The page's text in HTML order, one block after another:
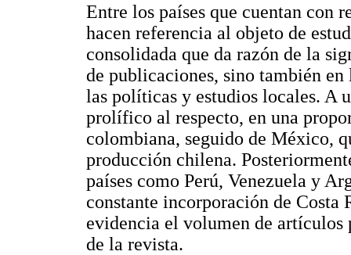
Entre los países que cuentan con
hacen referencia al objeto de
consolidada que da razón de la
de publicaciones, sino también
las políticas y estudios locales. A
prolífico al respecto, en una
colombiana, seguido de México,
producción chilena.
países como Perú, Venezuela y
constante incorporación de Costa
evidencia el volumen de artículos
de la revista.